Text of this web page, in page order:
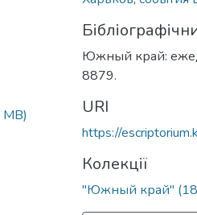
Южный край:
8879.
URI
https://
Колекції
"Южный край"